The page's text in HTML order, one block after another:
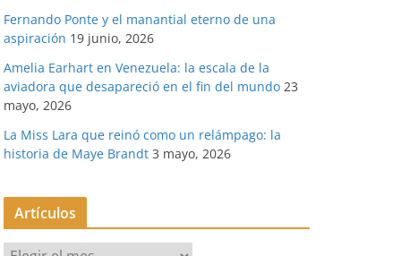
Fernando Ponte y el manantial eterno de una
aspiración 19 junio, 2026
Amelia Earhart en Venezuela: la escala de la
aviadora que desapareció en el fin del mundo 23
mayo, 2026
La Miss Lara que reinó como un relámpago: la
historia de Maye Brandt 3 mayo, 2026
Artículos